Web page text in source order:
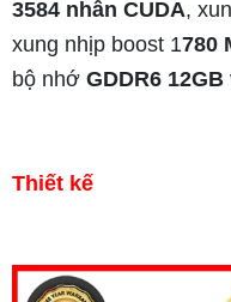
3584 nhân CUDA,
xung nhịp boost 1780
bộ nhớ GDDR6 12GB
Thiết kế